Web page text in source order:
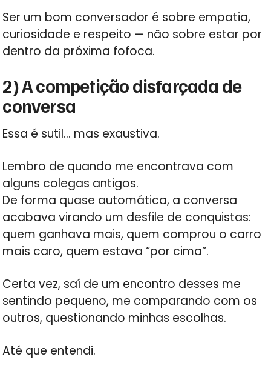
Ser um bom conversador é sobre empatia,
curiosidade e respeito — não sobre estar por
dentro da próxima fofoca.
2) A competição disfarçada de
conversa
Essa é sutil… mas exaustiva.
Lembro de quando me encontrava com
alguns colegas antigos.
De forma quase automática, a conversa
acabava virando um desfile de conquistas:
quem ganhava mais, quem comprou o carro
mais caro, quem estava “por cima”.
Certa vez, saí de um encontro desses me
sentindo pequeno, me comparando com os
outros, questionando minhas escolhas.
Até que entendi.